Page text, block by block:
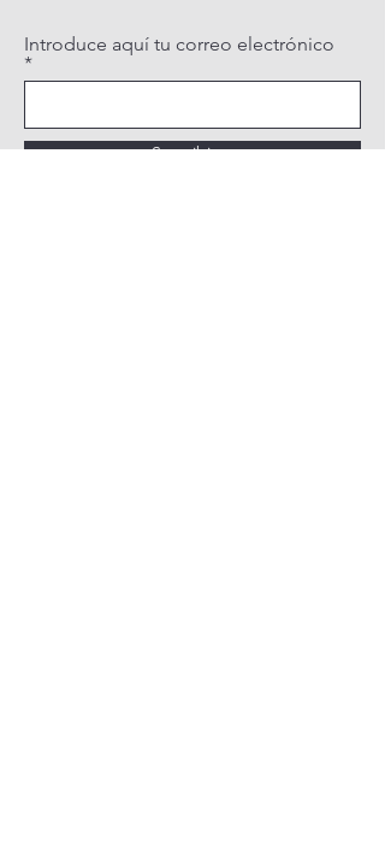
Introduce aquí tu correo electrónico
Suscribirse